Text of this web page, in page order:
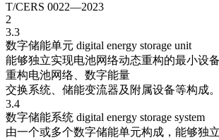
T/CERS 0022—2023
2
3.3
数字储能单元 digital energy storage unit
能够独立实现电池网络动态重构的最小设
重构电池网络、数字能量
交换系统、储能变流器及附属设备等构成。
3.4
数字储能系统 digital energy storage system
由一个或多个数字储能单元构成，能够独